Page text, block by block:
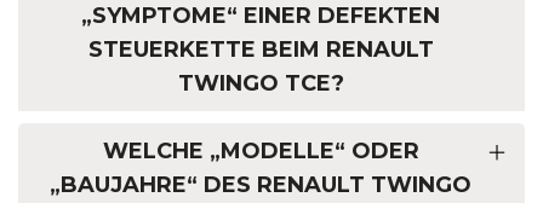
„SYMPTOME“ EINER DEFEKTEN
STEUERKETTE BEIM RENAULT
TWINGO TCE?
WELCHE „MODELLE“ ODER
„BAUJAHRE“ DES RENAULT TWINGO